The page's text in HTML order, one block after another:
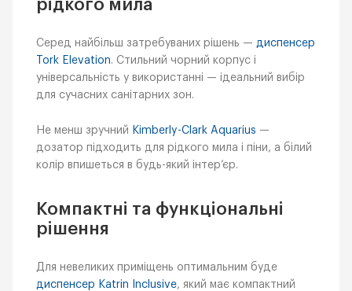
рідкого мила
Серед найбільш затребуваних рішень — диспенсер
Tork Elevation. Стильний чорний корпус і
універсальність у використанні — ідеальний вибір
для сучасних санітарних зон.
Не менш зручний Kimberly-Clark Aquarius —
дозатор підходить для рідкого мила і піни, а білий
колір впишеться в будь-який інтер’єр.
Компактні та функціональні
рішення
Для невеликих приміщень оптимальним буде
диспенсер Katrin Inclusive, який має компактний